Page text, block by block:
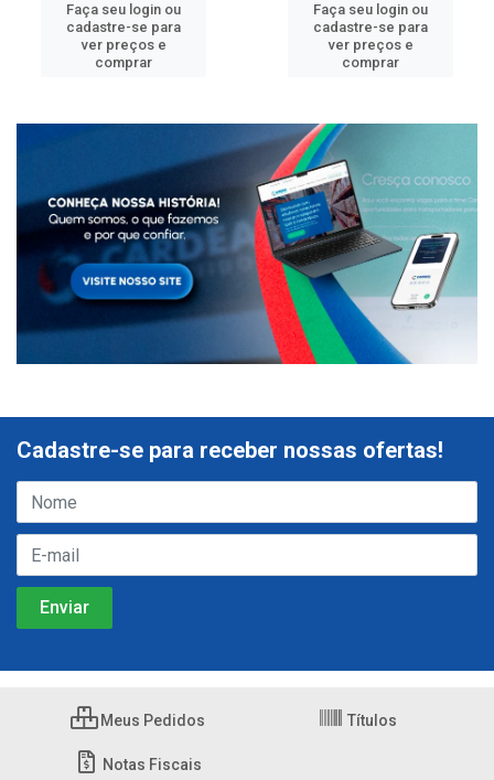
Faça seu login ou
cadastre-se para
ver preços e
comprar
Faça seu login ou
cadastre-se para
ver preços e
comprar
Cadastre-se para receber nossas ofertas!
Meus Pedidos Títulos
Notas Fiscais